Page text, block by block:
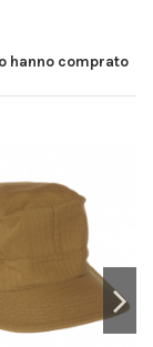
hanno comprato